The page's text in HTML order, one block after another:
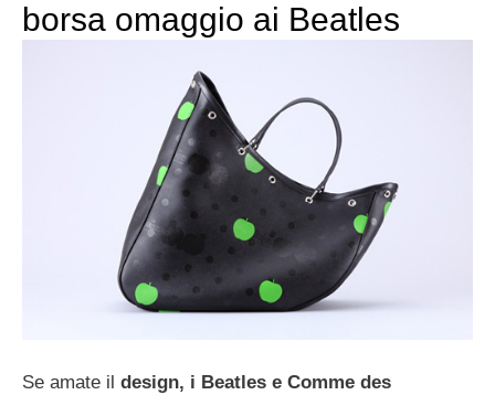
borsa omaggio ai Beatles
Se amate il design, i Beatles e Comme des